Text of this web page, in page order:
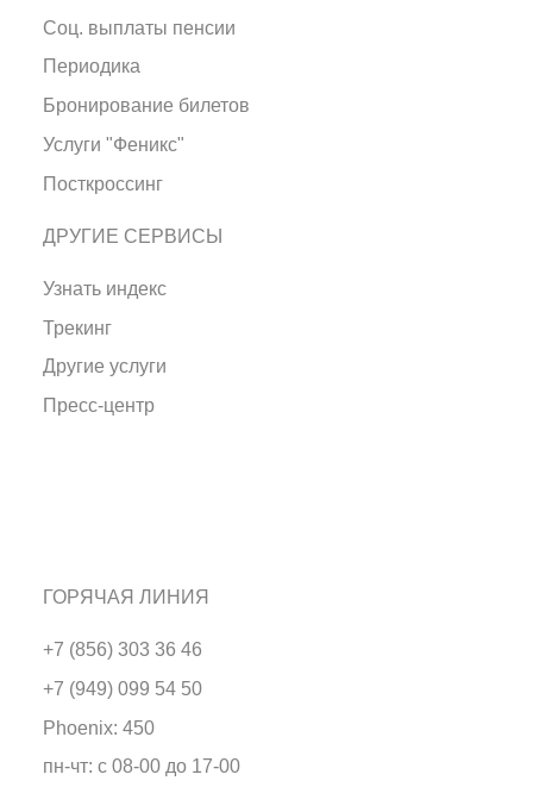
Соц. выплаты пенсии
Периодика
Бронирование билетов
Услуги "Феникс"
Посткроссинг
ДРУГИЕ СЕРВИСЫ
Узнать индекс
Трекинг
Другие услуги
Пресс-центр
ГОРЯЧАЯ ЛИНИЯ
+7 (856) 303 36 46
+7 (949) 099 54 50
Phoenix: 450
пн-чт: с 08-00 до 17-00